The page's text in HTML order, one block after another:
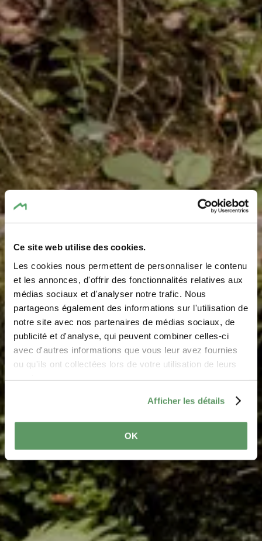
Ce site web utilise des cookies.
Les cookies nous permettent de personnaliser le contenu
et les annonces, d'offrir des fonctionnalités relatives aux
médias sociaux et d'analyser notre trafic. Nous
partageons également des informations sur l'utilisation de
notre site avec nos partenaires de médias sociaux, de
publicité et d'analyse, qui peuvent combiner celles-ci
avec d'autres informations que vous leur avez fournies
ou qu'ils ont collectées lors de votre utilisation de leurs
Afficher les détails
OK
Bachtäler
„Haupeschbaach und
Halerbaach“
Wo? CR 364, 6315 Beaufort